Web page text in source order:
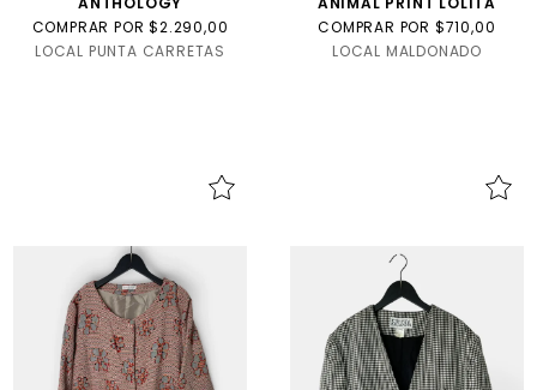
COMPRAR POR $2.290,00
LOCAL PUNTA CARRETAS
COMPRAR POR $710,00
LOCAL MALDONADO